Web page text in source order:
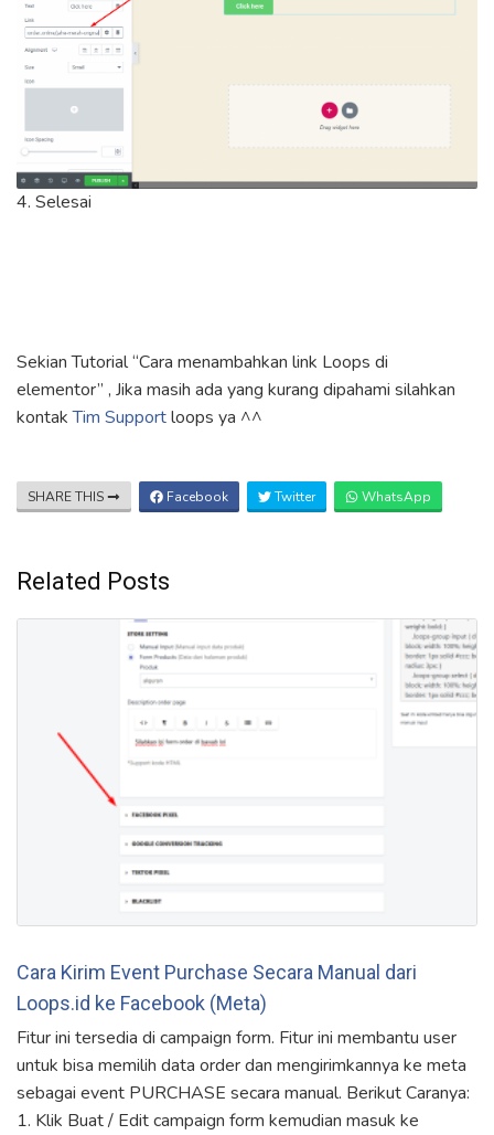
4. Selesai
Sekian Tutorial “Cara menambahkan link Loops di
elementor” , Jika masih ada yang kurang dipahami silahkan
kontakTim Supportloops ya ^^
SHARE THIS Facebook Twitter WhatsApp
Related Posts
Cara Kirim Event Purchase Secara Manual dari
Loops.id ke Facebook (Meta)
Fitur ini tersedia di campaign form. Fitur ini membantu user
untuk bisa memilih data order dan mengirimkannya ke meta
sebagai event PURCHASE secara manual. Berikut Caranya:
1. Klik Buat / Edit campaign form kemudian masuk ke